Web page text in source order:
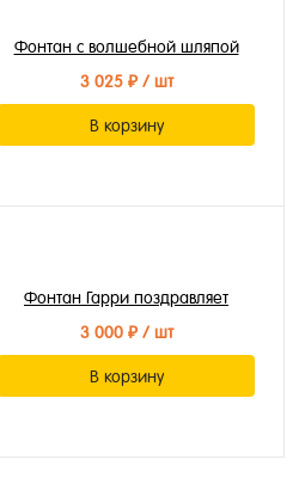
Фонтан с волшебной шляпой
3 025 ₽/ шт
В корзину
Фонтан Гарри поздравляет
3 000 ₽/ шт
В корзину